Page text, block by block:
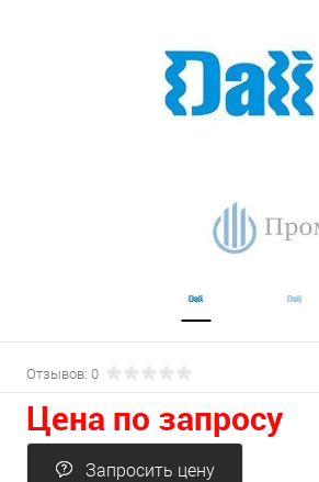
Отзывов: 0
Цена по запросу
Запросить цену